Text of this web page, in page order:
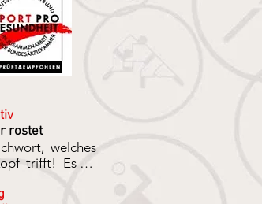
rostet
welches
trifft! Es ist
dass durch
Gesundheit